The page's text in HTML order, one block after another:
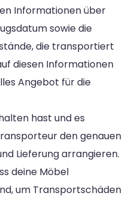
Informationen über
sowie die
die transportiert
diesen Informationen
Angebot für die
hast und es
den genauen
Lieferung arrangieren.
deine Möbel
um Transportschäden